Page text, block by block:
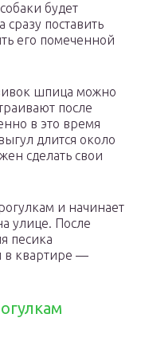
будет
сразу поставить
его помеченной
шпица можно
после
в это время
длится около
сделать свои
и начинает
улице. После
песика
в квартире —